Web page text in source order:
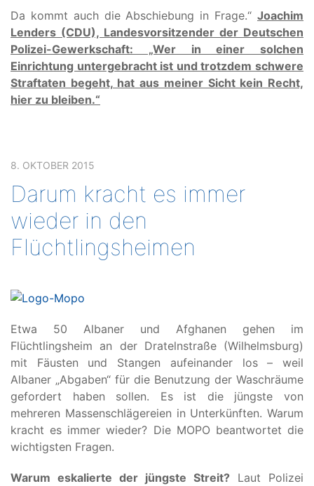
Da kommt auch die Abschiebung in Frage.“ Joachim
Lenders (CDU), Landesvorsitzender der Deutschen
Polizei-Gewerkschaft: „Wer in einer solchen
Einrichtung untergebracht ist und trotzdem schwere
Straftaten begeht, hat aus meiner Sicht kein Recht,
hier zu bleiben.“
8. OKTOBER 2015
Darum kracht es immer
wieder in den
Flüchtlingsheimen
Etwa 50 Albaner und Afghanen gehen im
Flüchtlingsheim an der Dratelnstraße (Wilhelmsburg)
mit Fäusten und Stangen aufeinander los – weil
Albaner „Abgaben“ für die Benutzung der Waschräume
gefordert haben sollen. Es ist die jüngste von
mehreren Massenschlägereien in Unterkünften. Warum
kracht es immer wieder? Die MOPO beantwortet die
wichtigsten Fragen.
Warum eskalierte der jüngste Streit? Laut Polizei